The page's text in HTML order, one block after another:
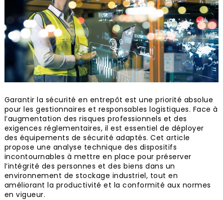
Garantir la sécurité en entrepôt est une priorité absolue
pour les gestionnaires et responsables logistiques. Face à
l’augmentation des risques professionnels et des
exigences réglementaires, il est essentiel de déployer
des équipements de sécurité adaptés. Cet article
propose une analyse technique des dispositifs
incontournables à mettre en place pour préserver
l’intégrité des personnes et des biens dans un
environnement de stockage industriel, tout en
améliorant la productivité et la conformité aux normes
en vigueur.